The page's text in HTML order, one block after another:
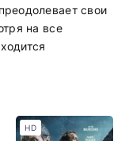
свои
на все
HD